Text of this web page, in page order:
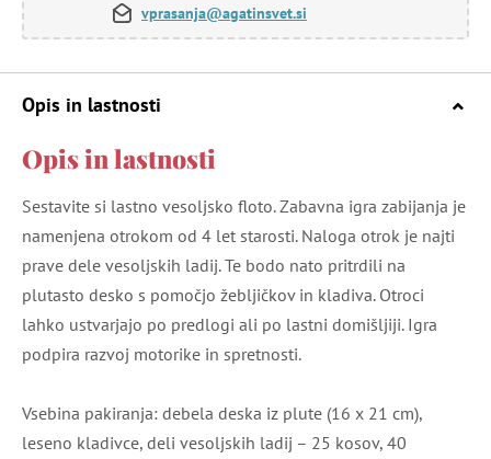
vprasanja@agatinsvet.si
Opis in lastnosti
Opis in lastnosti
Sestavite si lastno vesoljsko floto. Zabavna igra zabijanja je
namenjena otrokom od 4 let starosti. Naloga otrok je najti
prave dele vesoljskih ladij. Te bodo nato pritrdili na
plutasto desko s pomočjo žebljičkov in kladiva. Otroci
lahko ustvarjajo po predlogi ali po lastni domišljiji. Igra
podpira razvoj motorike in spretnosti.
Vsebina pakiranja: debela deska iz plute (16 x 21 cm),
leseno kladivce, deli vesoljskih ladij – 25 kosov, 40